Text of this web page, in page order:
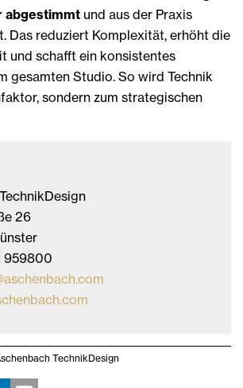
abgestimmt und aus der Praxis
Das reduziert Komplexität, erhöht die
und schafft ein konsistentes
gesamten Studio. So wird Technik
sondern zum strategischen
26
959800
TechnikDesign